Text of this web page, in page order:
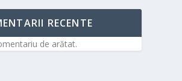
RECENTE
de arătat.